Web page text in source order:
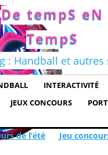
De tempS eN
TempS
: Handball et autres
INTERACTIVITÉ
JEUX CONCOURS
de l’été
Jeu